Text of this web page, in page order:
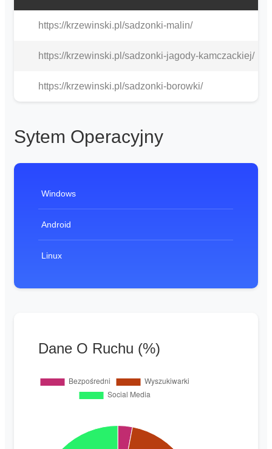
https://krzewinski.pl/sadzonki-malin/
https://krzewinski.pl/sadzonki-jagody-kamczackiej/
https://krzewinski.pl/sadzonki-borowki/
Sytem Operacyjny
Windows
Android
Linux
Dane O Ruchu (%)